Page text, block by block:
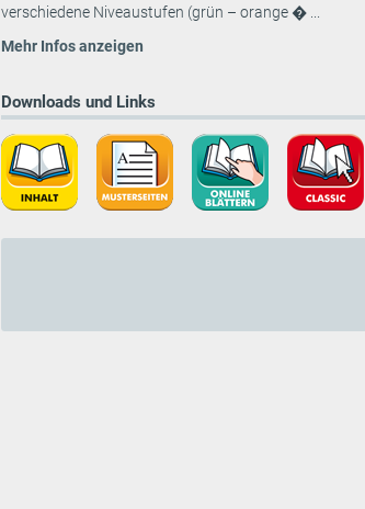
verschiedene Niveaustufen (grün – orange � ...
Mehr Infos anzeigen
Downloads und Links